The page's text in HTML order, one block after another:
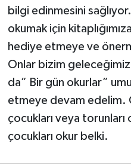
bilgi edinmesini
okumak için
hediye etmeye ve
Onlar bizim
da” Bir gün okurlar”
etmeye devam edelim.
çocukları veya torunları
çocukları okur belki.